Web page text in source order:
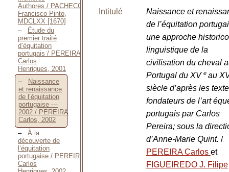
Authores / PACHECO
Francisco Pinto,
MDCLXX [1670]
Étude du
premier traité
d’équitation
portugais / PEREIRA
Carlos
Henriques, 2001
Naissance
et renaissance
de l’équitation
portugaise —
2002 / PEREIRA
Carlos, 2002
À la
découverte de
l’équitation
portugaise / PEREIRA
Carlos
Intitulé
Naissance et
de l’équitation
une approche
linguistique de la
civilisation du cheval
Portugal du XV e au
siècle d’après les
fondateurs de l’art
portugais par Carlos
Pereira; sous la
d’Anne-Marie Quint. /
PEREIRA Carlos et
FIGUEIREDO J. Filipe